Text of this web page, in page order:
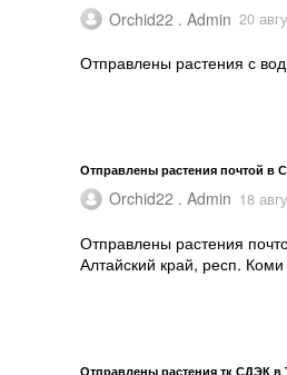
Orchid22 . Admin 20
Отправлены растения с
Отправлены растения почтой в
Orchid22 . Admin 18
Отправлены растения
Алтайский край, респ.
Отправлены растения тк СДЭК в